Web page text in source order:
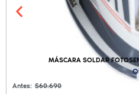
MÁSCARA SOLDAR
Antes: $60.690